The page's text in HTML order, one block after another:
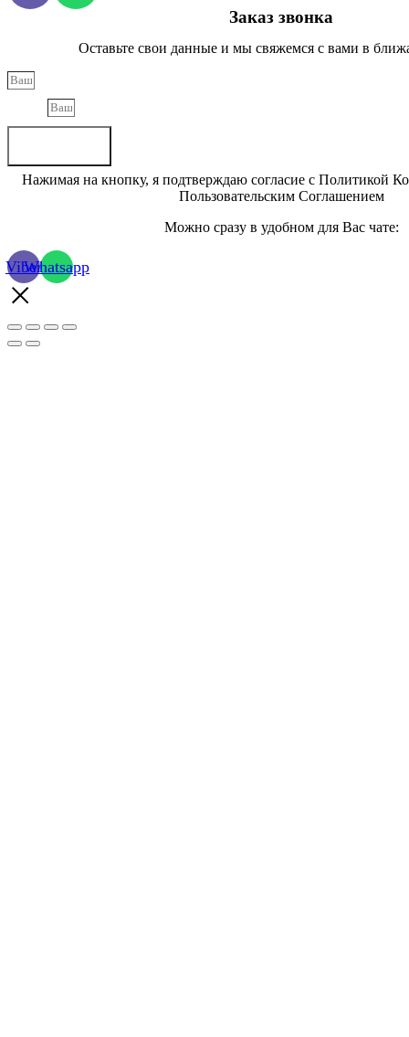
Заказ звонка
Оставьте свои данные и мы свяжемся с вами в
Нажимая на кнопку, я подтверждаю согласие с Политикой
Пользовательским Соглашением
Можно сразу в удобном для Вас чате:
ViberWhatsapp